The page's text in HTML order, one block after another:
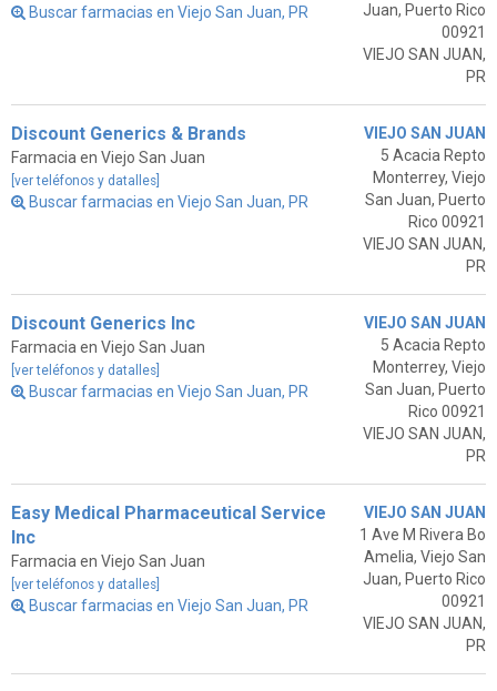
Buscar farmacias en Viejo San Juan, PR
Juan, Puerto Rico
00921
VIEJO SAN JUAN,
PR
Discount Generics & Brands
Farmacia en Viejo San Juan
[ver teléfonos y datalles]
Buscar farmacias en Viejo San Juan, PR
VIEJO SAN JUAN
5 Acacia Repto
Monterrey, Viejo
San Juan, Puerto
Rico 00921
VIEJO SAN JUAN,
PR
Discount Generics Inc
Farmacia en Viejo San Juan
[ver teléfonos y datalles]
Buscar farmacias en Viejo San Juan, PR
VIEJO SAN JUAN
5 Acacia Repto
Monterrey, Viejo
San Juan, Puerto
Rico 00921
VIEJO SAN JUAN,
PR
Easy Medical Pharmaceutical Service
Inc
Farmacia en Viejo San Juan
[ver teléfonos y datalles]
Buscar farmacias en Viejo San Juan, PR
VIEJO SAN JUAN
1 Ave M Rivera Bo
Amelia, Viejo San
Juan, Puerto Rico
00921
VIEJO SAN JUAN,
PR